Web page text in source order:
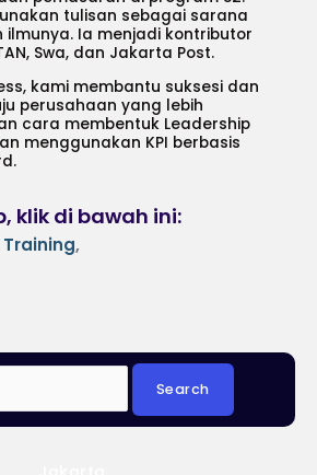
tulisan sebagai sarana
Ia menjadi kontributor
Swa, dan Jakarta Post.
kami membantu suksesi dan
perusahaan yang lebih
cara membentuk Leadership
menggunakan KPI berbasis
klik di bawah ini:
,